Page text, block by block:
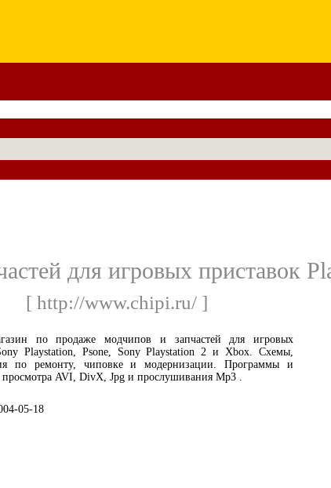
для игровых приставок
[ http://www.chipi.ru/ ]
по продаже модчипов и запчастей для игровых
Playstation, Psone, Sony Playstation 2 и Xbox. Схемы,
по ремонту, чиповке и модернизации. Программы и
просмотра AVI, DivX, Jpg и прослушивания Mp3 .
05-18